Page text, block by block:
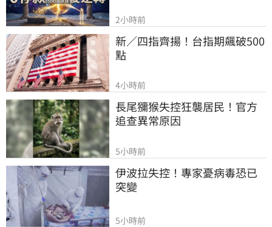
2小時前
新／四指齊揚！台指期飆破500
點
4小時前
長尾獼猴失控狂襲居民！官方
追查異常原因
5小時前
伊波拉失控！專家憂病毒恐已
突變
5小時前